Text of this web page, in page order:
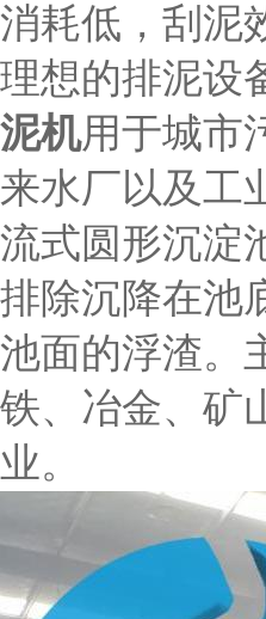
消耗低，刮泥
理想的排泥设
泥机用于城市
来水厂以及工
流式圆形沉淀
排除沉降在池
池面的浮渣。
铁、冶金、矿
业。